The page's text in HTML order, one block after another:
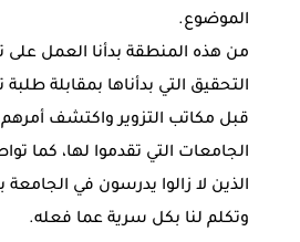
الموضوع.
من هذه المنطقة بدأنا العمل على
التحقيق التي بدأناها بمقابلة
قبل مكاتب التزوير واكتشف
الجامعات التي تقدموا لها، كما
الذين لا زالوا يدرسون في الجامعة
وتكلم لنا بكل سرية عما فعله.